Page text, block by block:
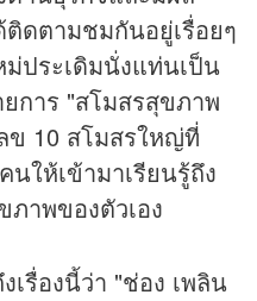
ดตามชมกันอยู่เรื่อยๆ
ประเดิมนั่งแท่นเป็น
การ "สโมสรสุขภาพ
ข 10 สโมสรใหญ่ที่
ให้เข้ามาเรียนรู้ถึง
าพของตัวเอง
เรื่องนี้ว่า "ช่อง เพลิน